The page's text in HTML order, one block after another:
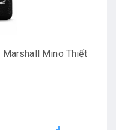
Marshall Mino Thiết